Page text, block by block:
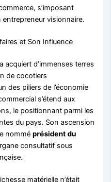
s’imposant
visionnaire.
et Son Influence
acquiert d’immenses terres
de cocotiers
des piliers de l’économie
s’étend aux
le positionnant parmi les
du pays. Son ascension
nomméprésident du
consultatif sous
matérielle n’était